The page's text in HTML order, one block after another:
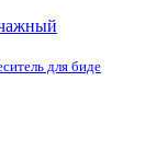
для биде